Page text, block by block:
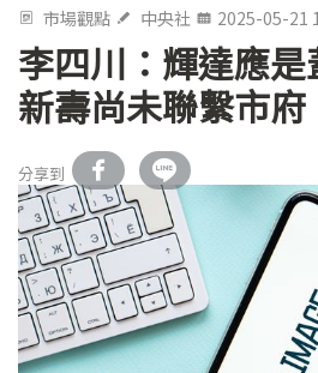
市場觀點 中央社 2025-05-21
李四川：輝達應
新壽尚未聯繫市府
分享到